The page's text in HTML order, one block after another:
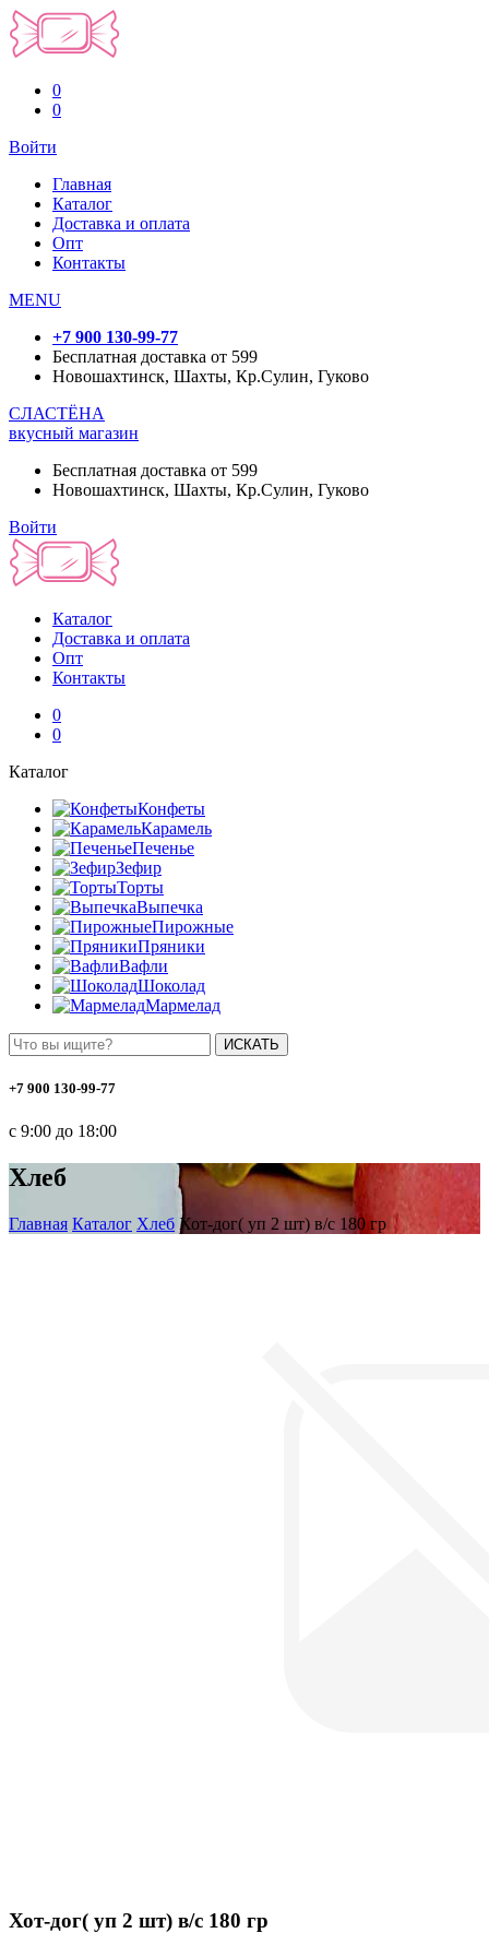
0
0
Войти
Главная
Каталог
Доставка и оплата
Опт
Контакты
MENU
+7 900 130-99-77
Бесплатная доставка от 599
Новошахтинск, Шахты, Кр.Сулин, Гуково
СЛАСТЁНА
вкусный магазин
Бесплатная доставка от 599
Новошахтинск, Шахты, Кр.Сулин, Гуково
Войти
Каталог
Доставка и оплата
Опт
Контакты
0
0
Каталог
Конфеты
Карамель
Печенье
Зефир
Торты
Выпечка
Пирожные
Пряники
Вафли
Шоколад
Мармелад
ИСКАТЬ
+7 900 130-99-77
с 9:00 до 18:00
Хлеб
Главная Каталог Хлеб Хот-дог( уп 2 шт) в/с 180 гр
Хот-дог( уп 2 шт) в/с 180 гр